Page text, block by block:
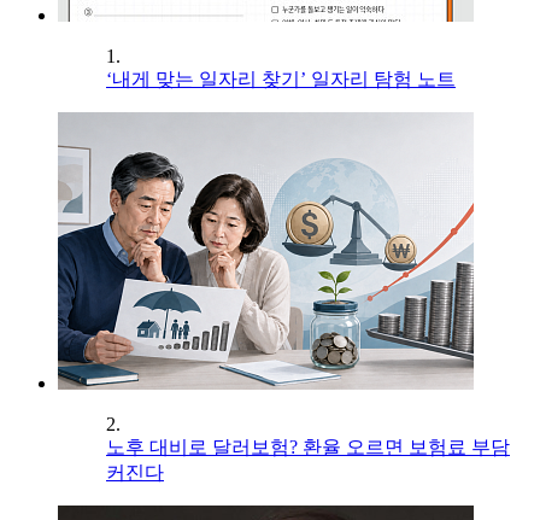
1.
‘내게 맞는 일자리 찾기’ 일자리 탐험 노트
2.
노후 대비로 달러보험? 환율 오르면 보험료 부담
커진다